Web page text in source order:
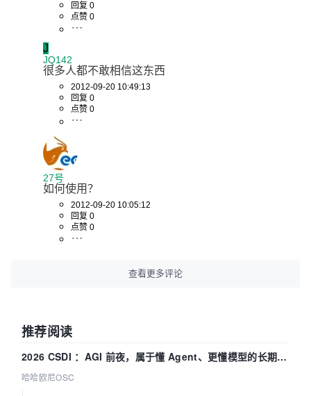
回复 0
点赞 0
J
JQ142
很多人都不敢相信这东西
2012-09-20 10:49:13
回复 0
点赞 0
27号
如何使用？
2012-09-20 10:05:12
回复 0
点赞 0
查看更多评论
推荐阅读
2026 CSDI ：AGI 前夜，属于懂 Agent、更懂模型的长期深
耕企业
哈哈欧尼OSC